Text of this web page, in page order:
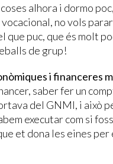
alhora i dormo
no vols
que puc, que és molt
de grup!
i financeres
saber fer un
del GNMI, i això
executar com si
et dona les eines